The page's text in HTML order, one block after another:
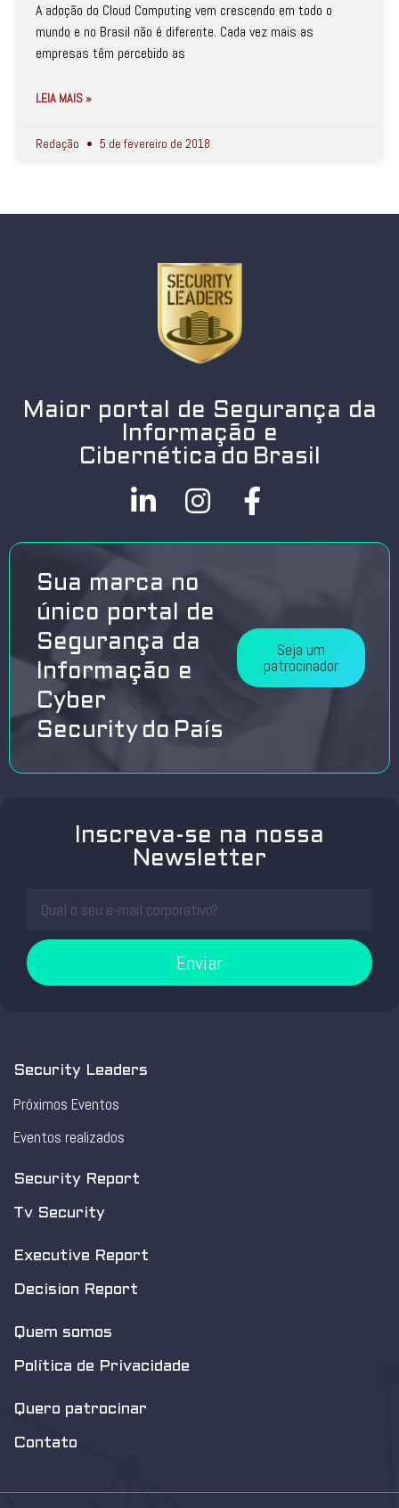
A adoção do Cloud Computing vem crescendo em todo o
mundo e no Brasil não é diferente. Cada vez mais as
empresas têm percebido as
LEIA MAIS »
Redação 5 de fevereiro de 2018
Maior portal de Segurança da
Informação e
Cibernética do Brasil
Sua marca no
único portal de
Segurança da
Informação e
Cyber
Security do País
Seja um
patrocinador
Inscreva-se na nossa
Newsletter
Enviar
Security Leaders
Próximos Eventos
Eventos realizados
Security Report
Tv Security
Executive Report
Decision Report
Quem somos
Política de Privacidade
Quero patrocinar
Contato